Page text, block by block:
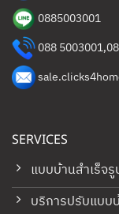
SERVICES
แบบบ้านสำเร็จรู
บริการปรับแบบ
0885003001
088 5003001,